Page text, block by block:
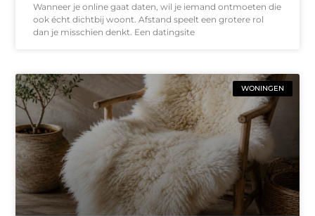
Wanneer je online gaat daten, wil je iemand ontmoeten die
ook écht dichtbij woont. Afstand speelt een grotere rol
dan je misschien denkt. Een datingsite
WONINGEN